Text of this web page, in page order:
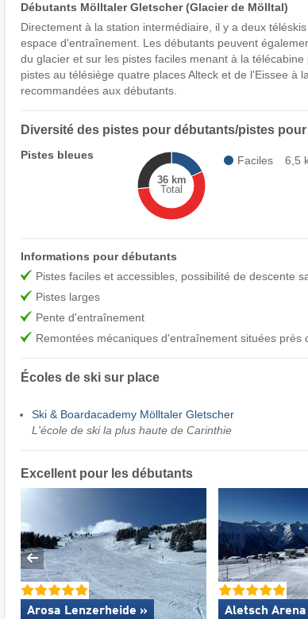
Débutants Mölltaler Gletscher (Glacier de Mölltal)
Directement à la station intermédiaire, il y a deux
espace d'entraînement. Les débutants peuvent
du glacier et sur les pistes faciles menant à la
pistes au télésiège quatre places Alteck et de l'Eissee à
recommandées aux débutants.
Diversité des pistes pour débutants/pistes
Pistes bleues
36 km
Total
Faciles 6,5
Informations pour débutants
Pistes faciles et accessibles, possibilité de descente
Pistes larges
Pente d'entraînement
Remontées mécaniques d'entraînement situées près
Écoles de ski sur place
Ski & Boardacademy Mölltaler Gletscher
L'école de ski la plus haute de Carinthie
Excellent pour les débutants
Arosa Lenzerheide » Aletsch